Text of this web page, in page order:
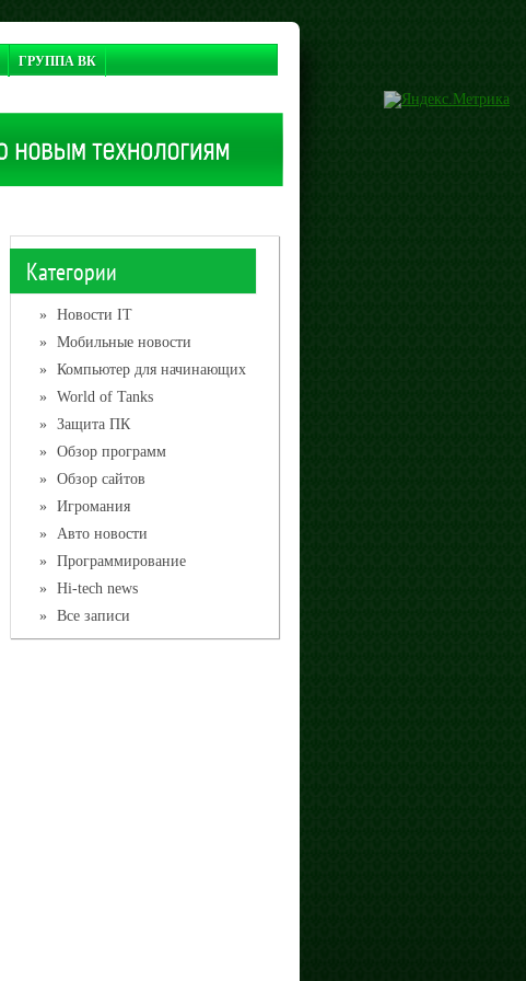
ГРУППА ВК
Категории
» Новости IT
» Мобильные новости
» Компьютер для начинающих
» World of Tanks
» Защита ПК
» Обзор программ
» Обзор сайтов
» Игромания
» Авто новости
» Программирование
» Hi-tech news
» Все записи